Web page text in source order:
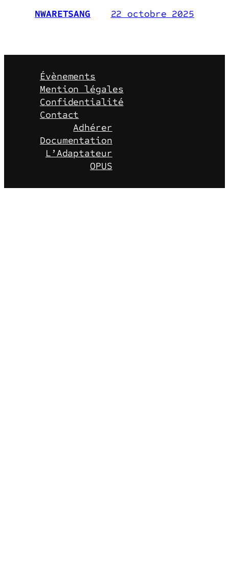
NWARETSANG 22 octobre 2025
Évènements
Mention légales
Confidentialité
Contact
Adhérer
Documentation
L’Adaptateur
OPUS